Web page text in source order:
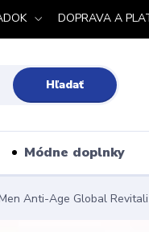
DOPRAVA A
Hľadať
Módne doplnky
Anti-Age Global